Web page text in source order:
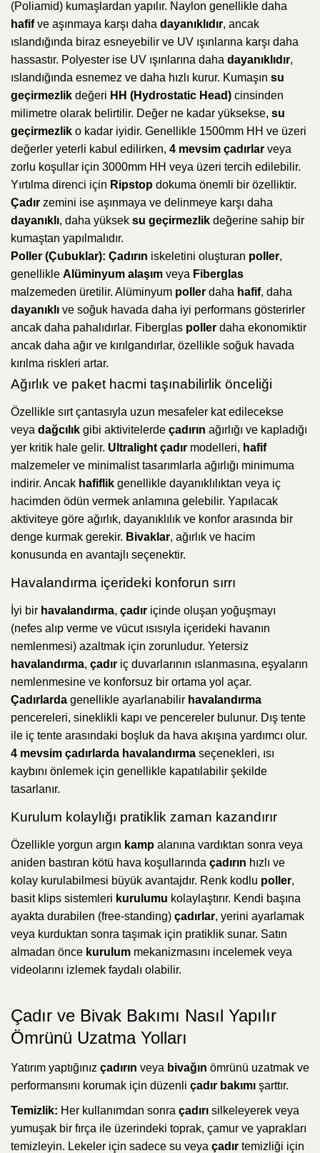
(Poliamid) kumaşlardan yapılır. Naylon genellikle daha
hafifve aşınmaya karşı daha dayanıklıdır, ancak
ıslandığında biraz esneyebilir ve UV ışınlarına karşı daha
hassastır. Polyester ise UV ışınlarına daha dayanıklıdır,
ıslandığında esnemez ve daha hızlı kurur. Kumaşın su
geçirmezlik değeri HH (Hydrostatic Head) cinsinden
milimetre olarak belirtilir. Değer ne kadar yüksekse, su
geçirmezlik o kadar iyidir. Genellikle 1500mm HH ve üzeri
değerler yeterli kabul edilirken, 4 mevsim çadırlar veya
zorlu koşullar için 3000mm HH veya üzeri tercih edilebilir.
Yırtılma direnci için Ripstop dokuma önemli bir özelliktir.
Çadır zemini ise aşınmaya ve delinmeye karşı daha
dayanıklı, daha yüksek su geçirmezlik değerine sahip bir
kumaştan yapılmalıdır.
Poller (Çubuklar): Çadırın iskeletini oluşturan poller,
genellikle Alüminyum alaşım veya Fiberglas
malzemeden üretilir. Alüminyum poller daha hafif, daha
dayanıklı ve soğuk havada daha iyi performans gösterirler
ancak daha pahalıdırlar. Fiberglas poller daha ekonomiktir
ancak daha ağır ve kırılgandırlar, özellikle soğuk havada
kırılma riskleri artar.
Ağırlık ve paket hacmi taşınabilirlik önceliği
Özellikle sırt çantasıyla uzun mesafeler kat edilecekse
veya dağcılık gibi aktivitelerde çadırın ağırlığı ve kapladığı
yer kritik hale gelir. Ultralight çadır modelleri, hafif
malzemeler ve minimalist tasarımlarla ağırlığı minimuma
indirir. Ancak hafiflik genellikle dayanıklılıktan veya iç
hacimden ödün vermek anlamına gelebilir. Yapılacak
aktiviteye göre ağırlık, dayanıklılık ve konfor arasında bir
denge kurmak gerekir. Bivaklar, ağırlık ve hacim
konusunda en avantajlı seçenektir.
Havalandırma içerideki konforun sırrı
İyi bir havalandırma, çadır içinde oluşan yoğuşmayı
(nefes alıp verme ve vücut ısısıyla içerideki havanın
nemlenmesi) azaltmak için zorunludur. Yetersiz
havalandırma, çadır iç duvarlarının ıslanmasına, eşyaların
nemlenmesine ve konforsuz bir ortama yol açar.
Çadırlarda genellikle ayarlanabilir havalandırma
pencereleri, sineklikli kapı ve pencereler bulunur. Dış tente
ile iç tente arasındaki boşluk da hava akışına yardımcı olur.
4 mevsim çadırlarda havalandırma seçenekleri, ısı
kaybını önlemek için genellikle kapatılabilir şekilde
tasarlanır.
Kurulum kolaylığı pratiklik zaman kazandırır
Özellikle yorgun argın kamp alanına vardıktan sonra veya
aniden bastıran kötü hava koşullarında çadırın hızlı ve
kolay kurulabilmesi büyük avantajdır. Renk kodlu poller,
basit klips sistemleri kurulumu kolaylaştırır. Kendi başına
ayakta durabilen (free-standing) çadırlar, yerini ayarlamak
veya kurduktan sonra taşımak için pratiklik sunar. Satın
almadan önce kurulum mekanizmasını incelemek veya
videolarını izlemek faydalı olabilir.
Çadır ve Bivak Bakımı Nasıl Yapılır
Ömrünü Uzatma Yolları
Yatırım yaptığınız çadırın veya bivağın ömrünü uzatmak ve
performansını korumak için düzenli çadır bakımı şarttır.
Temizlik: Her kullanımdan sonra çadırı silkeleyerek veya
yumuşak bir fırça ile üzerindeki toprak, çamur ve yaprakları
temizleyin. Lekeler için sadece su veya çadır temizliği için